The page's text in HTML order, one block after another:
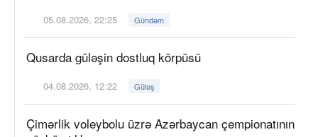
05.08.2026, 22:25 Gündəm
Qusarda güləşin dostluq körpüsü
04.08.2026, 12:22 Güləş
Çimərlik voleybolu üzrə Azərbaycan çempionatının